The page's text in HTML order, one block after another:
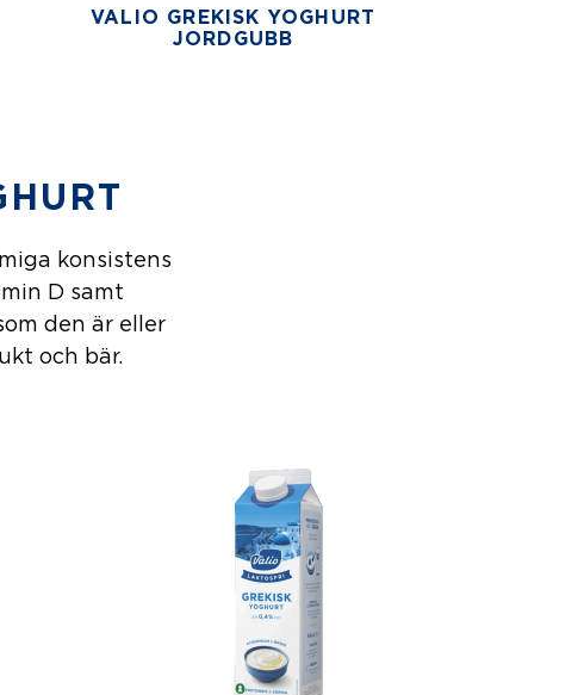
VALIO GREKISK YOGHURT
JORDGUBB
konsistens
D samt
den är eller
och bär.